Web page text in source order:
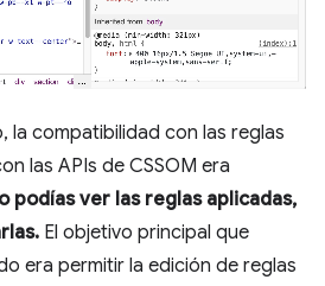
la compatibilidad con las reglas
las APIs de CSSOM era
podías ver las reglas aplicadas,
El objetivo principal que
era permitir la edición de reglas